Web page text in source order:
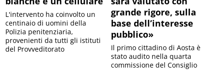
L'intervento ha coinvolto un
centinaio di uomini della
Polizia penitenziaria,
provenienti da tutti gli istituti
del Provveditorato
grande rigore, sulla
base dell’interesse
pubblico»
Il primo cittadino di Aosta è
stato audito nella quarta
commissione del Consiglio